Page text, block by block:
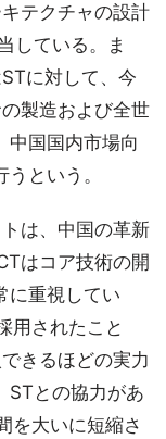
テクチャの設計
している。ま
に対して、今
製造および全世
中国国内市場向
という。
は、中国の革新
はコア技術の開
に重視してい
用されたこと
きるほどの実力
STとの協力があ
を大いに短縮さ